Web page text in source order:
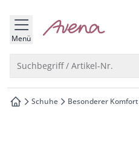
springen
springen
springen
springen
Menü zur Startseite
Suchbegriff / Artikel-Nr.
zur Startseite
Schuhe Besonderer Komfort